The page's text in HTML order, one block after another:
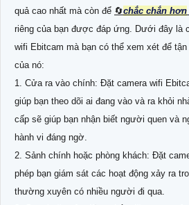
quả cao nhất mà còn để 🔄chắc chắn hơn
riêng của bạn được đáp ứng. Dưới đây là
wifi Ebitcam mà bạn có thể xem xét để
của nó:
1. Cửa ra vào chính: Đặt camera wifi
giúp bạn theo dõi ai đang vào và ra khỏi
cấp sẽ giúp bạn nhận biết người quen và
hành vi đáng ngờ.
2. Sảnh chính hoặc phòng khách: Đặt
phép bạn giám sát các hoạt động xảy ra
thường xuyên có nhiều người đi qua.